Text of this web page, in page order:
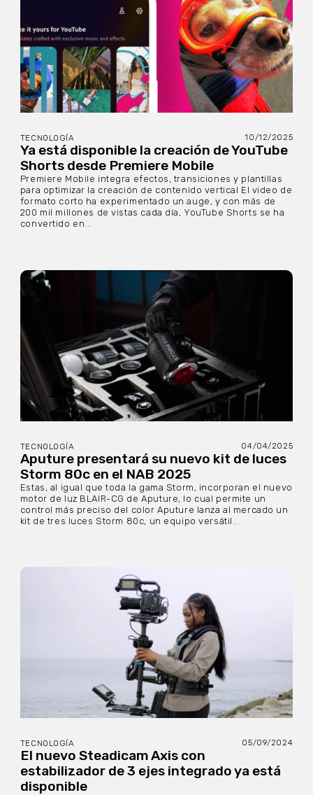
TECNOLOGÍA 10/12/2025
Ya está disponible la creación de YouTube
Shorts desde Premiere Mobile
Premiere Mobile integra efectos, transiciones y plantillas
para optimizar la creación de contenido vertical El video de
formato corto ha experimentado un auge, y con más de
200 mil millones de vistas cada día, YouTube Shorts se ha
convertido en...
TECNOLOGÍA 04/04/2025
Aputure presentará su nuevo kit de luces
Storm 80c en el NAB 2025
Estas, al igual que toda la gama Storm, incorporan el nuevo
motor de luz BLAIR-CG de Aputure, lo cual permite un
control más preciso del color Aputure lanza al mercado un
kit de tres luces Storm 80c, un equipo versátil...
TECNOLOGÍA 05/09/2024
El nuevo Steadicam Axis con
estabilizador de 3 ejes integrado ya está
disponible